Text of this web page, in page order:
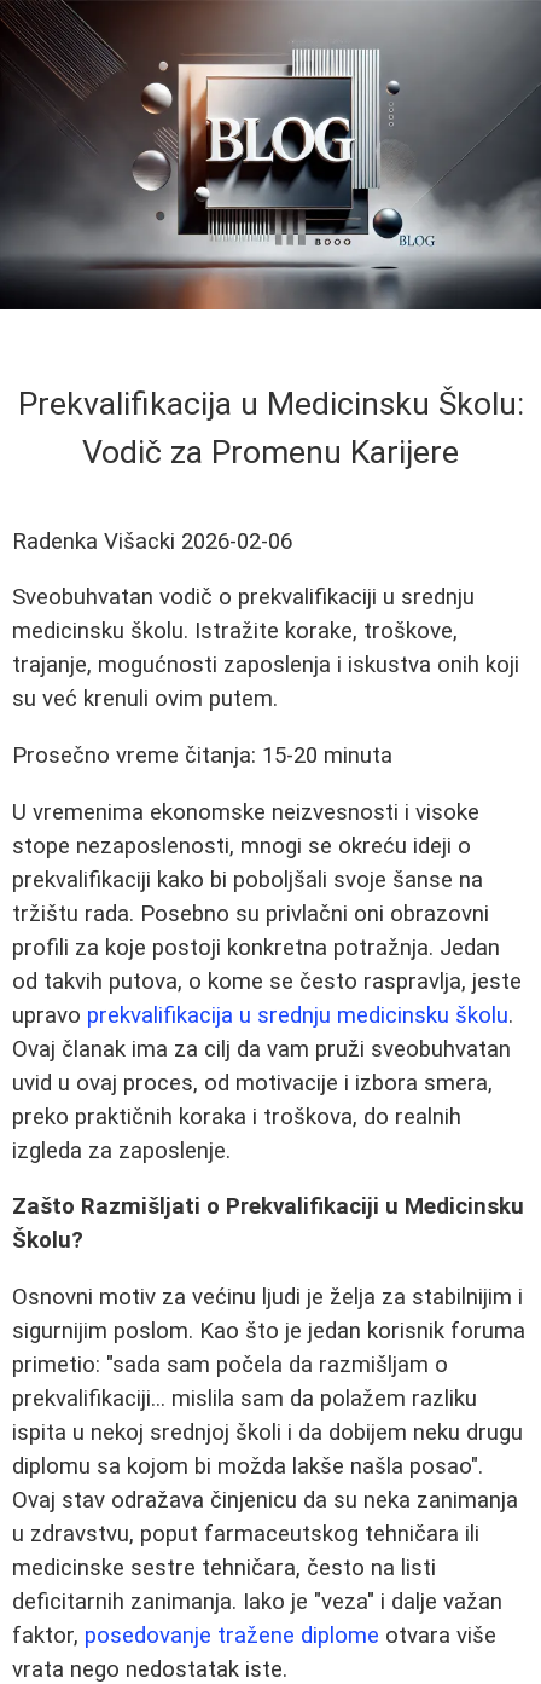
Prekvalifikacija u Medicinsku Školu:
Vodič za Promenu Karijere
Radenka Višacki 2026-02-06
Sveobuhvatan vodič o prekvalifikaciji u srednju
medicinsku školu. Istražite korake, troškove,
trajanje, mogućnosti zaposlenja i iskustva onih koji
su već krenuli ovim putem.
Prosečno vreme čitanja: 15-20 minuta
U vremenima ekonomske neizvesnosti i visoke
stope nezaposlenosti, mnogi se okreću ideji o
prekvalifikaciji kako bi poboljšali svoje šanse na
tržištu rada. Posebno su privlačni oni obrazovni
profili za koje postoji konkretna potražnja. Jedan
od takvih putova, o kome se često raspravlja, jeste
upravo prekvalifikacija u srednju medicinsku školu.
Ovaj članak ima za cilj da vam pruži sveobuhvatan
uvid u ovaj proces, od motivacije i izbora smera,
preko praktičnih koraka i troškova, do realnih
izgleda za zaposlenje.
Zašto Razmišljati o Prekvalifikaciji u Medicinsku
Školu?
Osnovni motiv za većinu ljudi je želja za stabilnijim i
sigurnijim poslom. Kao što je jedan korisnik foruma
primetio: "sada sam počela da razmišljam o
prekvalifikaciji... mislila sam da polažem razliku
ispita u nekoj srednjoj školi i da dobijem neku drugu
diplomu sa kojom bi možda lakše našla posao".
Ovaj stav odražava činjenicu da su neka zanimanja
u zdravstvu, poput farmaceutskog tehničara ili
medicinske sestre tehničara, često na listi
deficitarnih zanimanja. Iako je "veza" i dalje važan
faktor, posedovanje tražene diplome otvara više
vrata nego nedostatak iste.